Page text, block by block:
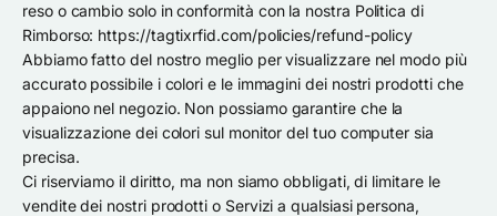
reso o cambio solo in conformità con la nostra Politica di
Rimborso: https://tagtixrfid.com/policies/refund-policy
Abbiamo fatto del nostro meglio per visualizzare nel modo più
accurato possibile i colori e le immagini dei nostri prodotti che
appaiono nel negozio. Non possiamo garantire che la
visualizzazione dei colori sul monitor del tuo computer sia
precisa.
Ci riserviamo il diritto, ma non siamo obbligati, di limitare le
vendite dei nostri prodotti o Servizi a qualsiasi persona,